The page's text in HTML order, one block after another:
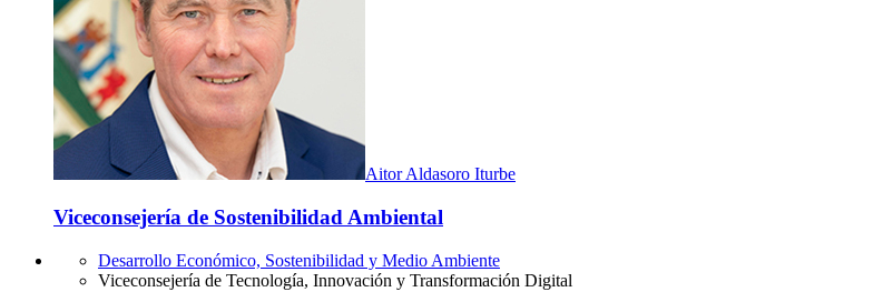
Aitor Aldasoro Iturbe
Viceconsejería de Sostenibilidad Ambiental
Desarrollo Económico, Sostenibilidad y Medio Ambiente
Viceconsejería de Tecnología, Innovación y Transformación Digital